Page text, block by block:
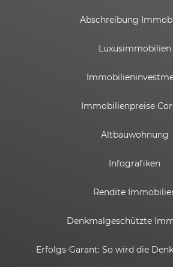
Abschreibung
Luxusimmobilien
Immobilienpreise
Altbauwohnung
Infografiken
Rendite
Denkmalgeschützte
Erfolgs-Garant: So wird die